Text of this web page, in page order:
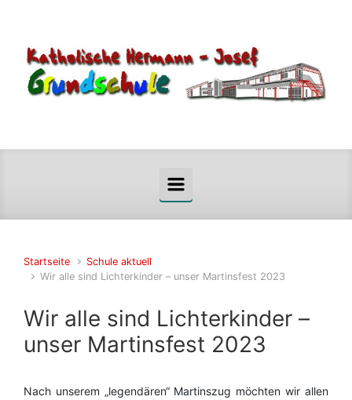
Startseite
Schule aktuell
Wir alle sind Lichterkinder – unser Martinsfest 2023
Wir alle sind Lichterkinder –
unser Martinsfest 2023
Nach unserem „legendären“ Martinszug möchten wir allen